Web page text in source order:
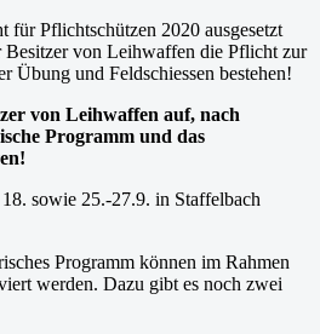
für Pflichtschützen 2020 ausgesetzt
von Leihwaffen die Pflicht zur
Übung und Feldschiessen bestehen!
von Leihwaffen auf, nach
Programm und das
sowie 25.-27.9. in Staffelbach
Programm können im Rahmen
werden. Dazu gibt es noch zwei